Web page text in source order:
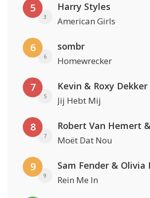
5
3
Harry Styles
American Girls
6
6
sombr
Homewrecker
7
5
Kevin & Roxy Dekker
Jij Hebt Mij
8
7
Robert Van Hemert
Moët Dat Nou
9
9
Sam Fender & Olivia
Rein Me In